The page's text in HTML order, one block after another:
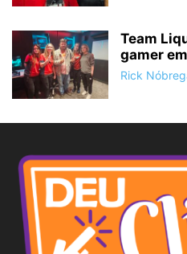
Team
gamer
Rick